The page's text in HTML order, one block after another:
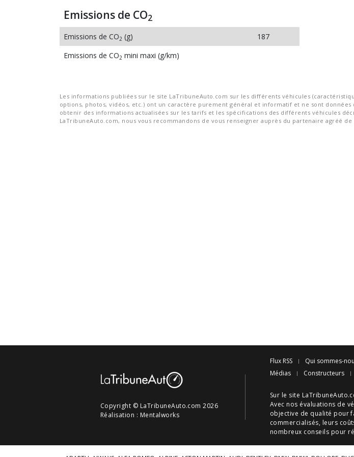
Emissions de CO2
Emissions de CO2 (g)
187
Emissions de CO2 mini maxi (g/km)
Les informations publiées sur le site LaTribuneAuto.com sur les différents véhicules
options, photos, vidéos, etc.) ont un caractère purement général et informatif et ne sont
obtenir des informations actualisées sur les tarifs et les spécifications des différents véhicules
LaTribuneAuto.com, nous vous recommandons de vous renseigner auprès du partenaire agréé de
Copyright © LaTribuneAuto.com 2026
Réalisation : Mentalworks
Flux RSS Qui sommes-
Médias
Constructeurs
Sur le site
Avec nos évaluations de
objective de qualité pour
commercialisés, leurs
nombreux conseils pour